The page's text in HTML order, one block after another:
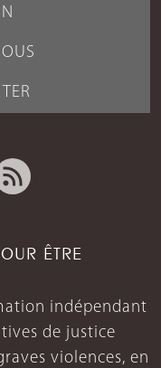
ÊTRE
indépendant
de justice
violences, en